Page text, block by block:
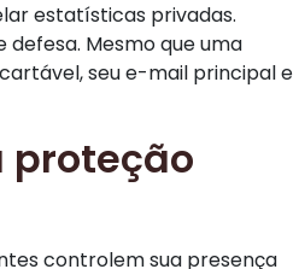
estatísticas privadas.
Mesmo que uma
seu e-mail principal e
proteção
controlem sua presença